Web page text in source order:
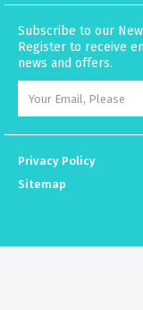
Subscribe to our
Register to receive
news and offers.
Privacy Policy
Sitemap